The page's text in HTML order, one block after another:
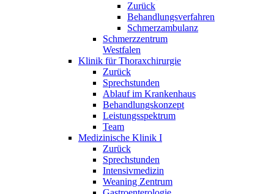
Zurück
Behandlungsverfahren
Schmerzambulanz
Schmerzzentrum
Westfalen
Klinik für Thoraxchirurgie
Zurück
Sprechstunden
Ablauf im Krankenhaus
Behandlungskonzept
Leistungsspektrum
Team
Medizinische Klinik I
Zurück
Sprechstunden
Intensivmedizin
Weaning Zentrum